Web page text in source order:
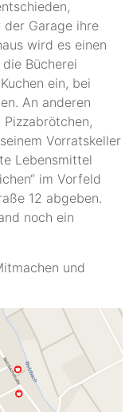
Garage ihre
wird es einen
Bücherei
ein, bei
An anderen
Vorratskeller
Lebensmittel
im Vorfeld
12 abgeben.
noch ein
und